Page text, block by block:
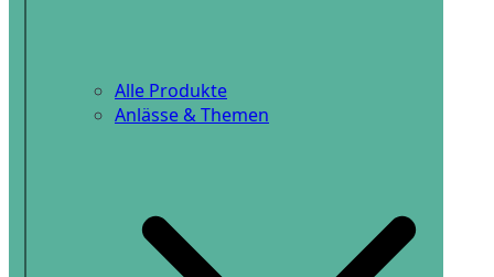
Alle Produkte
Anlässe & Themen